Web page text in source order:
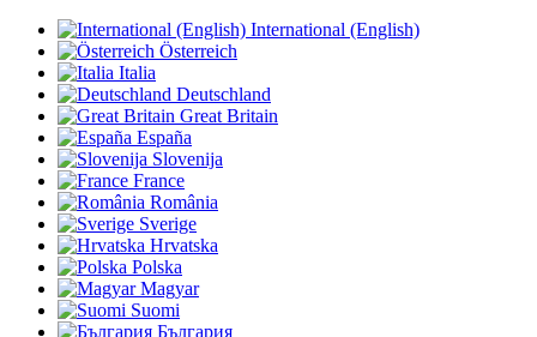
International (English)
Österreich
Italia
Deutschland
Great Britain
España
Slovenija
France
România
Sverige
Hrvatska
Polska
Magyar
Suomi
България